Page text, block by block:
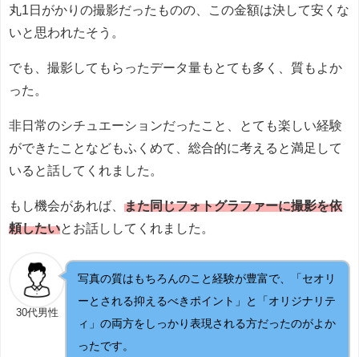
丸1日がかりの撮影だったものの、この金額は決して安くな
いと思われたそう。
でも、撮影してもらったデータ量もとても多く、質もよか
った。
非日常のシチュエーションだったこと、とても楽しい経験
ができたことなどもふくめて、総合的に考えると満足して
いると話してくれました。
もし機会があれば、 また同じフォトグラファーに撮影を依
頼したいとお話ししてくれました。
30代男性
写真の質はもちろんのこと経験が豊富で、「セオリ
ーとされる抑えるべきポイント」と「オリジナリテ
ィ」の両方をしっかり表現される方だったのがよか
ったです。